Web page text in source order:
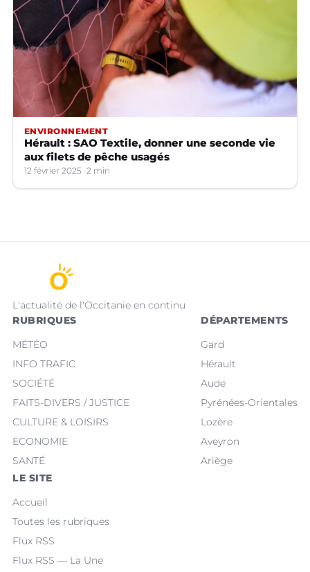
ENVIRONNEMENT
Hérault : SAO Textile, donner une seconde vie
aux filets de pêche usagés
12 février 2025 2 min
L'actualité de l'Occitanie en continu
RUBRIQUES
MÉTÉO
INFO TRAFIC
SOCIÉTÉ
FAITS-DIVERS / JUSTICE
CULTURE & LOISIRS
ECONOMIE
SANTÉ
DÉPARTEMENTS
Gard
Hérault
Aude
Pyrénées-Orientales
Lozère
Aveyron
Ariège
LE SITE
Accueil
Toutes les rubriques
Flux RSS
Flux RSS — La Une